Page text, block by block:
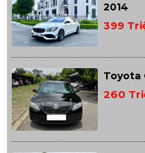
2014
399
Toyota
260